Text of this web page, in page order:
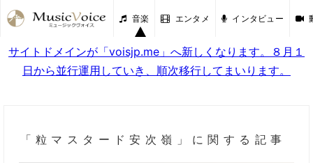
音楽 エンタメ インタビュー
サイトドメインが「voisjp.me」へ新しくなります。８月１
日から並行運用していき、順次移行してまいります。
「粒マスタード安次嶺」に関する記事